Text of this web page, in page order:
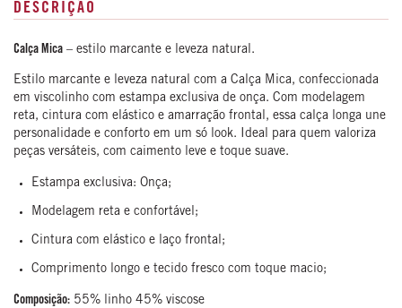
DESCRIÇÃO
Calça Mica – estilo marcante e leveza natural.
Estilo marcante e leveza natural com a Calça Mica, confeccionada
em viscolinho com estampa exclusiva de onça. Com modelagem
reta, cintura com elástico e amarração frontal, essa calça longa une
personalidade e conforto em um só look. Ideal para quem valoriza
peças versáteis, com caimento leve e toque suave.
Estampa exclusiva: Onça;
Modelagem reta e confortável;
Cintura com elástico e laço frontal;
Comprimento longo e tecido fresco com toque macio;
Composição: 55% linho 45% viscose